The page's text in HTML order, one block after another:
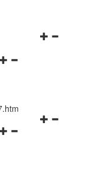
Navigationsmenü
Navigationsmenü